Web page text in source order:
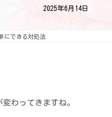
2025年6月14日
にできる対処法
わってきますね。